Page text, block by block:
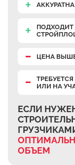
Ильинское
Редькино
Ждановское
Петровское
Подберёзное
Сельцо
ПОДХОДИТ
ЦЕНА
ИЛИ НА
ЕСЛИ
ОБЪЕМ